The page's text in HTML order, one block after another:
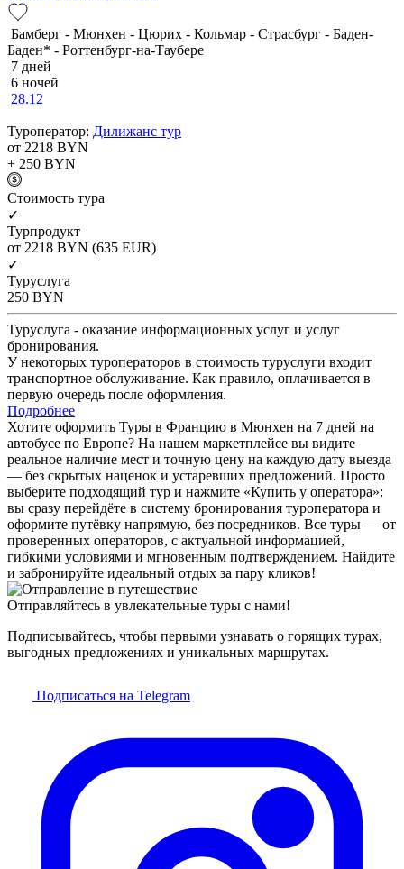
Бамберг - Мюнхен - Цюрих - Кольмар - Страсбург - Баден-
Баден* - Роттенбург-на-Таубере
7 дней
6 ночей
28.12
Туроператор: Дилижанс тур
от 2218 BYN
+ 250 BYN
Cтоимость тура
✓
Турпродукт
от 2218 BYN (635 EUR)
✓
Туруслуга
250 BYN
Туруслуга - оказание информационных услуг и услуг
бронирования.
У некоторых туроператоров в стоимость туруслуги входит
транспортное обслуживание. Как правило, оплачивается в
первую очередь после оформления.
Подробнее
Хотите оформить Туры в Францию в Мюнхен на 7 дней на
автобусе по Европе? На нашем маркетплейсе вы видите
реальное наличие мест и точную цену на каждую дату выезда
— без скрытых наценок и устаревших предложений. Просто
выберите подходящий тур и нажмите «Купить у оператора»:
вы сразу перейдёте в систему бронирования туроператора и
оформите путёвку напрямую, без посредников. Все туры — от
проверенных операторов, с актуальной информацией,
гибкими условиями и мгновенным подтверждением. Найдите
и забронируйте идеальный отдых за пару кликов!
Отправляйтесь в увлекательные туры с нами!
Подписывайтесь, чтобы первыми узнавать о горящих турах,
выгодных предложениях и уникальных маршрутах.
Подписаться на Telegram